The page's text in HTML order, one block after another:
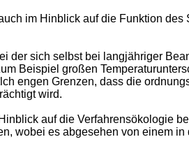
im Hinblick auf die Funktion
der sich selbst bei langjähriger
Beispiel großen
engen Grenzen, dass die
wird.
auf die Verfahrensökologie
wobei es abgesehen von einem